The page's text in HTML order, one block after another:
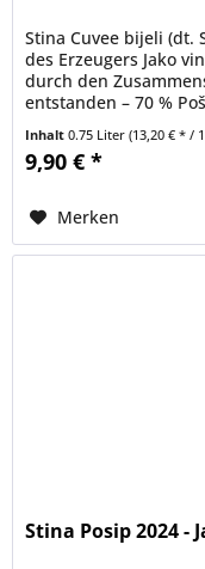
Stina Cuvee bijeli (dt.
des Erzeugers Jako
durch den
entstanden – 70 %
Inhalt0.75 Liter(13,20 € * /
9,90 € *
Merken
Stina Posip 2024 -